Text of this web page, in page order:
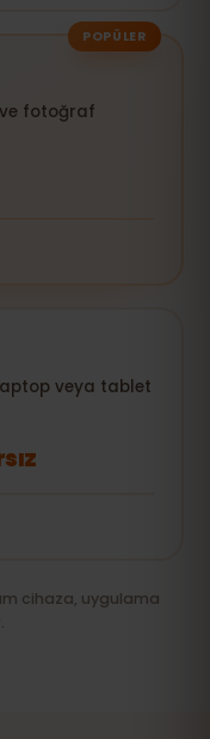
POPÜLER
fotoğraf
veya tablet
cihaza, uygulama